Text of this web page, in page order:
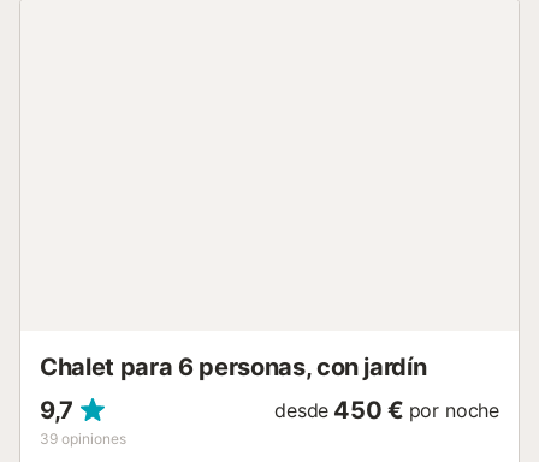
Chalet para 6 personas, con jardín
9,7
39 opiniones
desde 450 € por noche